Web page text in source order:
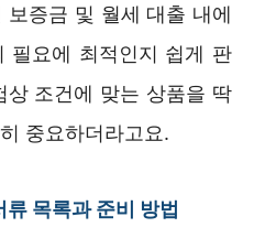
증금 및 월세 대출 내에
필요에 최적인지 쉽게 판
상 조건에 맞는 상품을 딱
중요하더라고요.
목록과 준비 방법